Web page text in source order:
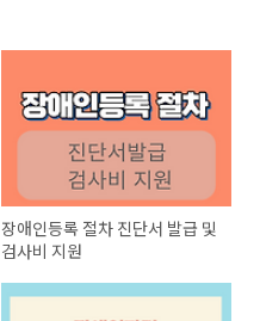
장애인등록 절차 진단서 발급 및
검사비 지원